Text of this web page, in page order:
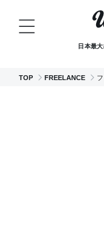
日本最
TOP FREELANCE